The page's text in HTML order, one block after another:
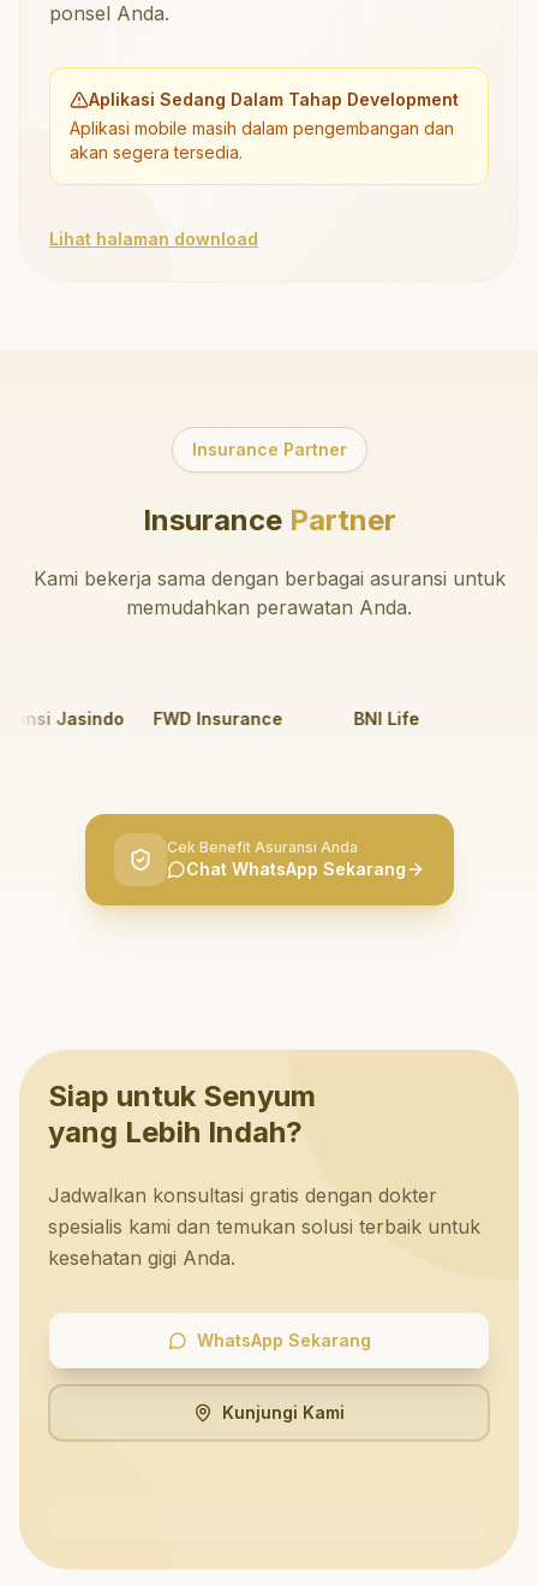
ponsel Anda.
Aplikasi Sedang Dalam Tahap Development
Aplikasi mobile masih dalam pengembangan dan
akan segera tersedia.
Lihat halaman download
Insurance Partner
InsurancePartner
Kami bekerja sama dengan berbagai asuransi untuk
memudahkan perawatan Anda.
Jasindo FWD Insurance BNI Life
Cek Benefit Asuransi Anda
Chat WhatsApp Sekarang
Siap untuk Senyum
yang Lebih Indah?
Jadwalkan konsultasi gratis dengan dokter
spesialis kami dan temukan solusi terbaik untuk
kesehatan gigi Anda.
WhatsApp Sekarang
Kunjungi Kami